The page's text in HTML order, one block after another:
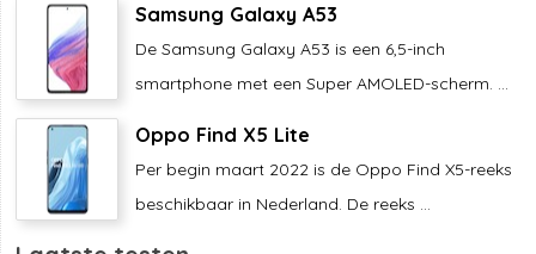
Samsung Galaxy A53
De Samsung Galaxy A53 is een 6,5-inch
smartphone met een Super AMOLED-scherm. ...
Oppo Find X5 Lite
Per begin maart 2022 is de Oppo Find X5-reeks
beschikbaar in Nederland. De reeks ...